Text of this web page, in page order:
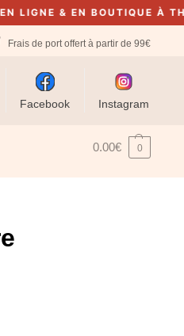
EN BOUTIQUE À THEUX
Frais de port offert à partir de 99€
Facebook Instagram
0.00€ 0